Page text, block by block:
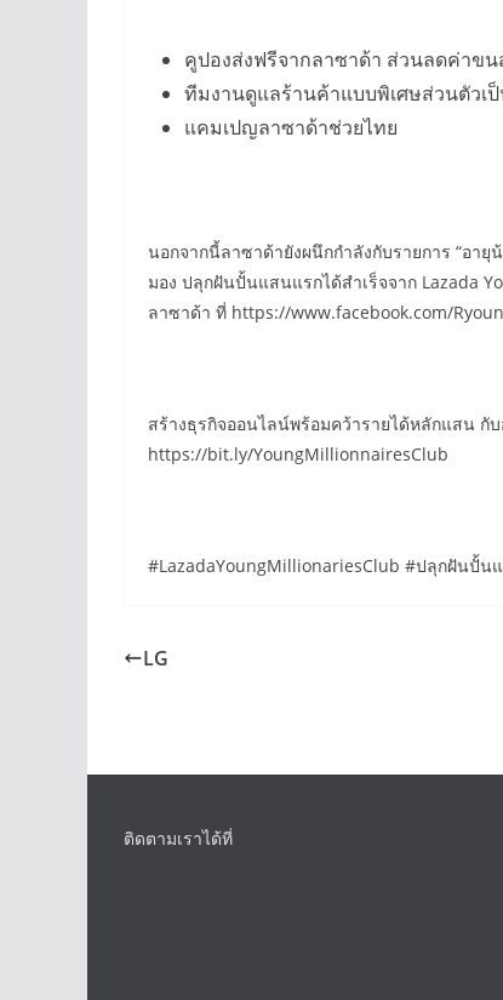
คูปองส่งฟรีจากลาซาด้า ส่วนลดค่าข
ทีมงานดูแลร้านค้าแบบพิเศษส่วนตัวเป็
แคมเปญลาซาด้าช่วยไทย
นอกจากนี้ลาซาด้ายังผนึกกำลังกับรายการ “อา
มอง ปลุกฝันปั้นแสนแรกได้สำเร็จจาก Lazada
ลาซาด้า ที่ https://www.facebook.com/
สร้างธุรกิจออนไลน์พร้อมคว้ารายได้หลักแสน
https://bit.ly/YoungMillionnairesClub
#LazadaYoungMillionariesClub #ปลุกฝันปั้น
LG
ติดตามเราได้ที่